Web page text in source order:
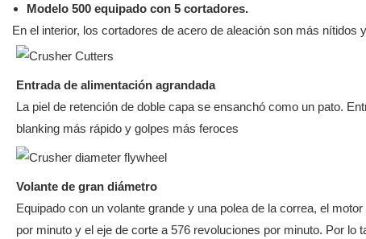
Modelo 500 equipado con 5 cortadores.
En el interior, los cortadores de acero de aleación son más nítidos
Entrada de alimentación agrandada
La piel de retención de doble capa se ensanchó como un pato.
blanking más rápido y golpes más feroces
Volante de gran diámetro
Equipado con un volante grande y una polea de la correa, el
por minuto y el eje de corte a 576 revoluciones por minuto. Por lo